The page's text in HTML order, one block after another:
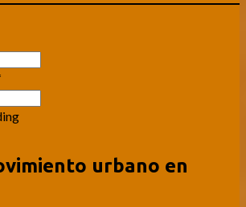
urbano en